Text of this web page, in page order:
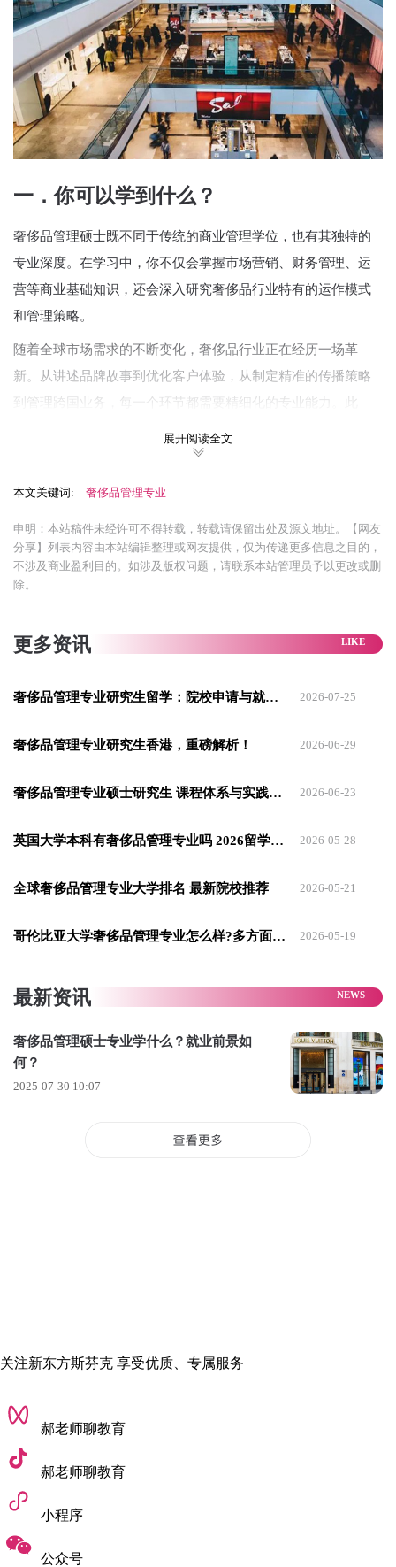
一．你可以学到什么？
奢侈品管理硕士既不同于传统的商业管理学位，也有其独特的
专业深度。在学习中，你不仅会掌握市场营销、财务管理、运
营等商业基础知识，还会深入研究奢侈品行业特有的运作模式
和管理策略。
随着全球市场需求的不断变化，奢侈品行业正在经历一场革
新。从讲述品牌故事到优化客户体验，从制定精准的传播策略
到管理跨国业务，每一个环节都需要精细化的专业能力。此
发展趋势、休闲化设计浪潮，以及奢侈品牌如何在变化中维持
的各个细节，同时希望以创新的方式探索行业未来，这个学位
将是你的绝佳选择。
业
奢侈品管理硕士不仅是一项专业学位，更是一笔长远的职业投
景和奉献精神有很高要求，但它也为进入高端市场提供了独特
随着奢侈品行业的数字化转型、可持续发展实践的普及以及个
性化服务需求的增加，这一行业正在迅速发展。通过奢侈品管
工具，为自己的职业发展奠定坚实的基础。
泛的职业机会：
✅奢侈品零售买手：负责挑选符合品牌定位的产品，并对市场需
求进行预测和分析。
✅时尚与奢侈品公关专家：通过活动策划和媒体传播提升品牌形
✅奢侈品牌营销专员：制定推广策略，吸引目标客户，增强品牌
高效且符合可持续发展要求。
✅奢侈品行业顾问：为品牌提供市场洞察与运营优化方案。
✅奢侈品销售总监：制定并执行奢侈品的整体销售战略，管理全
球或区域销售团队。
长期职业愿景
展开阅读全文
本文关键词: 奢侈品管理专业
申明：本站稿件未经许可不得转载，转载请保留出处及源文地址。【网友
分享】列表内容由本站编辑整理或网友提供，仅为传递更多信息之目的，
不涉及商业盈利目的。如涉及版权问题，请联系本站管理员予以更改或删
除。
更多资讯
奢侈品管理专业研究生留学：院校申请与就业指南 2026-07-25
奢侈品管理专业研究生香港，重磅解析！ 2026-06-29
奢侈品管理专业硕士研究生 课程体系与实践路径探索 2026-06-23
英国大学本科有奢侈品管理专业吗 2026留学院校了解下 2026-05-28
全球奢侈品管理专业大学排名 最新院校推荐 2026-05-21
哥伦比亚大学奢侈品管理专业怎么样?多方面梳理 2026-05-19
最新资讯
奢侈品管理硕士专业学什么？就业前景如
何？
2025-07-30 10:07
关注新东方斯芬克 享受优质、专属服务
郝老师聊教育
郝老师聊教育
小程序
公众号